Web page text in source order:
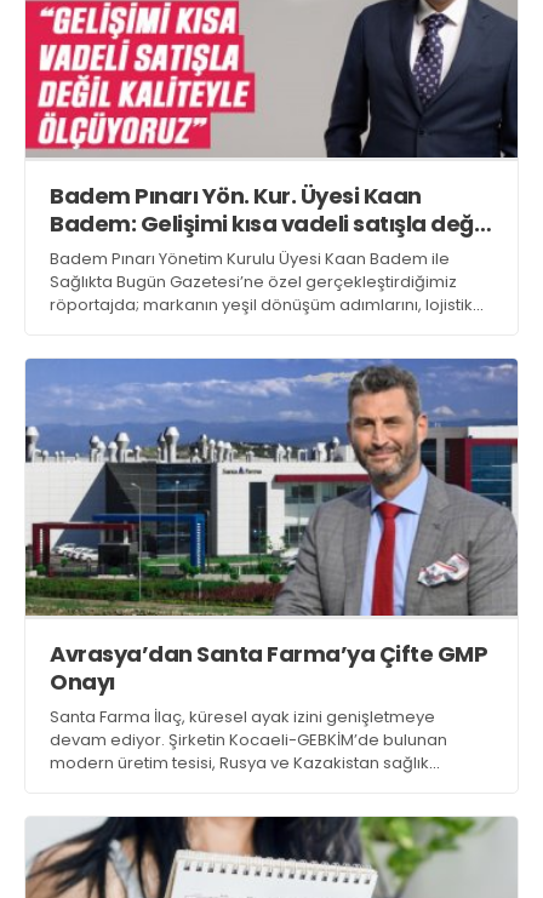
Badem Pınarı Yön. Kur. Üyesi Kaan
Badem: Gelişimi kısa vadeli satışla değil,
kaliteyle ölçüyoruz
Badem Pınarı Yönetim Kurulu Üyesi Kaan Badem ile
Sağlıkta Bugün Gazetesi’ne özel gerçekleştirdiğimiz
röportajda; markanın yeşil dönüşüm adımlarını, lojistik
Avrasya’dan Santa Farma’ya Çifte GMP
Onayı
Santa Farma İlaç, küresel ayak izini genişletmeye
devam ediyor. Şirketin Kocaeli-GEBKİM’de bulunan
modern üretim tesisi, Rusya ve Kazakistan sağlık